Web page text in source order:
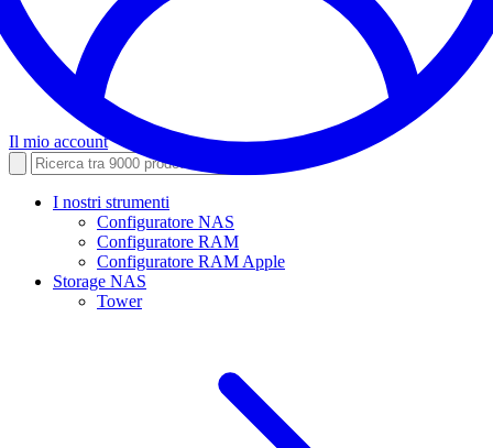
Il mio account
I nostri strumenti
Configuratore NAS
Configuratore RAM
Configuratore RAM Apple
Storage NAS
Tower